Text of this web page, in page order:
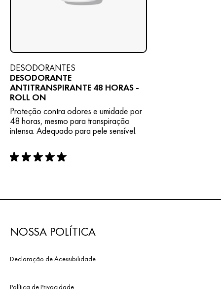
DESODORANTES
DESODORANTE
ANTITRANSPIRANTE 48 HORAS -
ROLL ON
Proteção contra odores e umidade por
48 horas, mesmo para transpiração
intensa. Adequado para pele sensível.
rating: 5 out of 5
NOSSA POLÍTICA
Declaração de Acessibilidade
Política de Privacidade